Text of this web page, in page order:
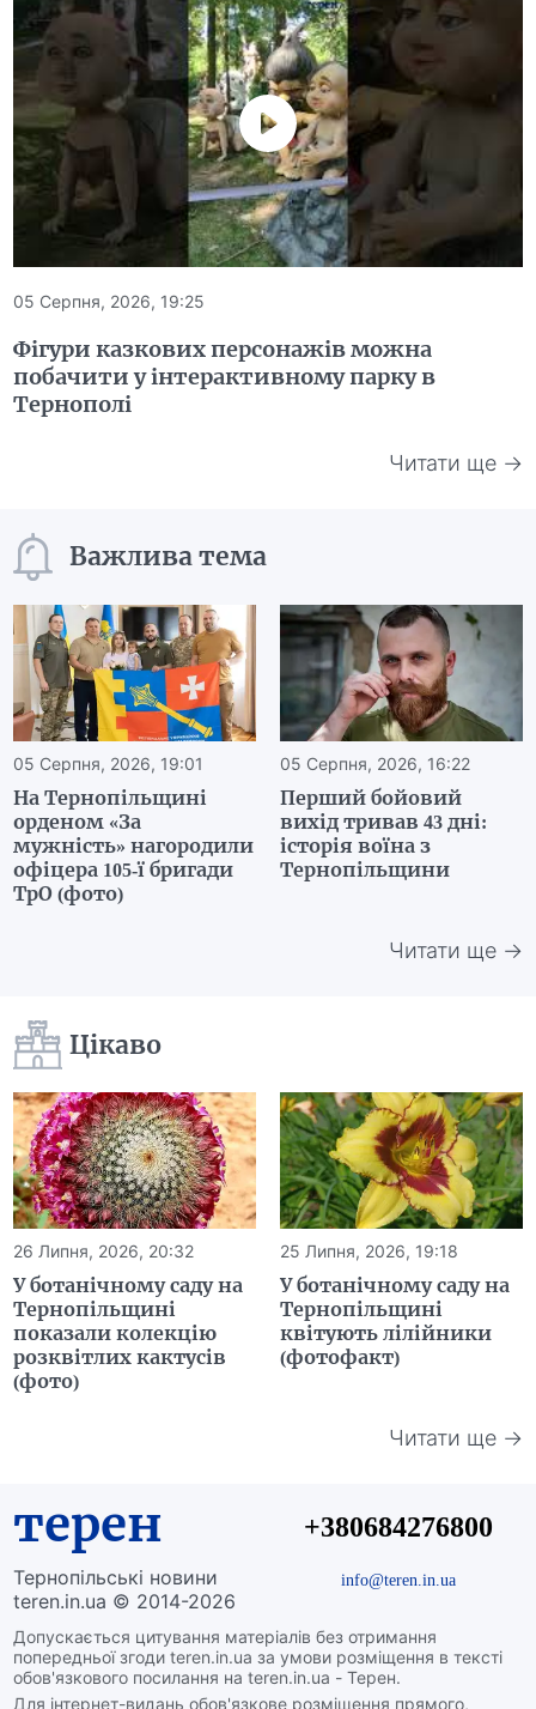
05 Серпня, 2026, 19:25
Фігури казкових персонажів можна
побачити у інтерактивному парку в
Тернополі
Читати ще →
Важлива тема
05 Серпня, 2026, 19:01
На Тернопільщині
орденом «За
мужність» нагородили
офіцера 105-ї бригади
ТрО (фото)
05 Серпня, 2026, 16:22
Перший бойовий
вихід тривав 43 дні:
історія воїна з
Тернопільщини
Читати ще →
Цікаво
26 Липня, 2026, 20:32
У ботанічному саду на
Тернопільщині
показали колекцію
розквітлих кактусів
(фото)
25 Липня, 2026, 19:18
У ботанічному саду на
Тернопільщині
квітують лілійники
(фотофакт)
Читати ще →
терен
Тернопільські новини
teren.in.ua © 2014-2026
Допускається цитування матеріалів без отримання
попередньої згоди teren.in.ua за умови розміщення в тексті
обов'язкового посилання на teren.in.ua - Терен.
Для інтернет-видань обов'язкове розміщення прямого,
+380684276800
info@teren.in.ua